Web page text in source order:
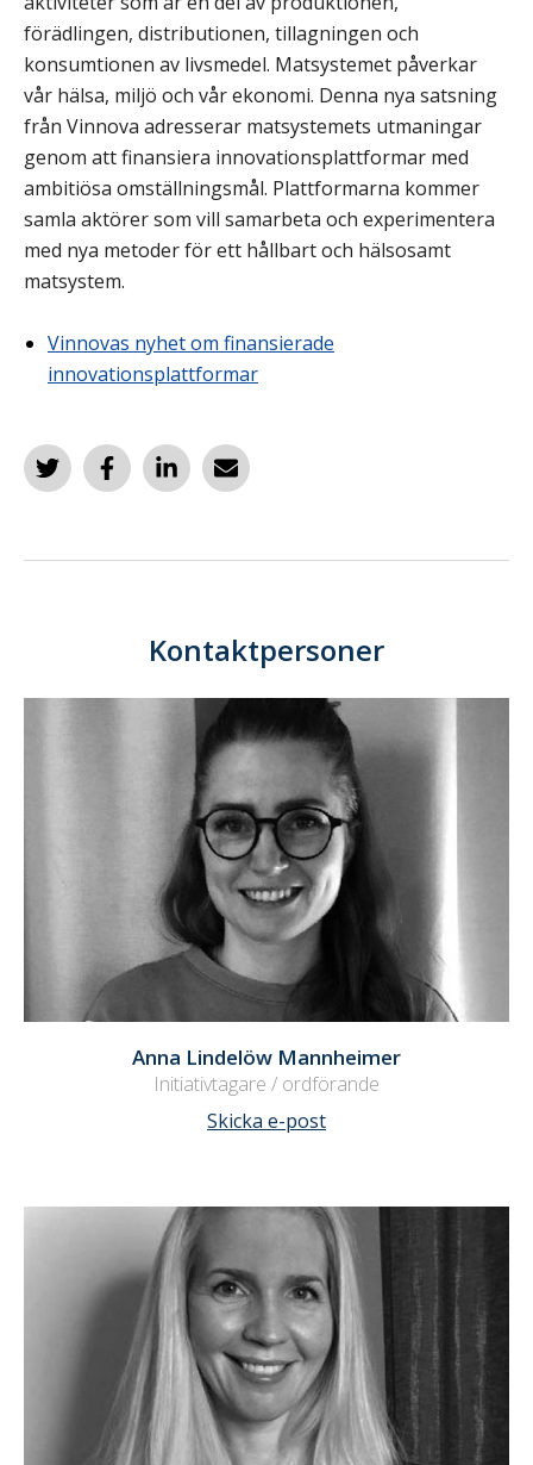
förädlingen, distributionen, tillagningen och
konsumtionen av livsmedel. Matsystemet påverkar
vår hälsa, miljö och vår ekonomi. Denna nya satsning
från Vinnova adresserar matsystemets utmaningar
genom att finansiera innovationsplattformar med
ambitiösa omställningsmål. Plattformarna kommer
samla aktörer som vill samarbeta och experimentera
med nya metoder för ett hållbart och hälsosamt
matsystem.
Vinnovas nyhet om finansierade
innovationsplattformar
Kontaktpersoner
Anna Lindelöw Mannheimer
Initiativtagare / ordförande
Skicka e-post